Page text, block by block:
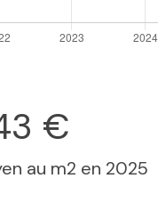
€
au m2 en 2025